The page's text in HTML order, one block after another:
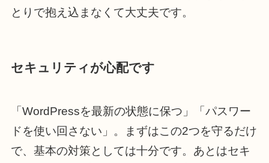
とりで抱え込まなくて大丈夫です。
セキュリティが心配です
「WordPressを最新の状態に保つ」「パスワー
ドを使い回さない」。まずはこの2つを守るだけ
で、基本の対策としては十分です。あとはセキ